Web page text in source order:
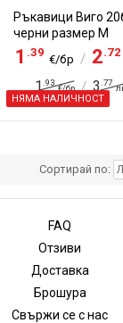
Ръкавици Виго
черни размер М
1 .39
€/бр / 2.72
1 .93
€/бр / 3 .77
НЯМА НАЛИЧНОСТ
Сортирай по:
FAQ
Отзиви
Доставка
Брошура
Свържи се с нас